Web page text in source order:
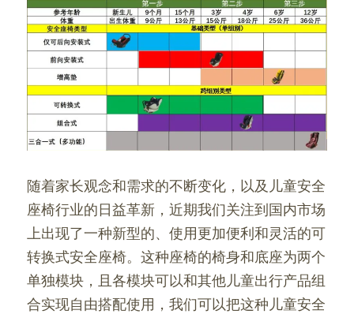
随着家长观念和需求的不断变化，以及儿童安全
座椅行业的日益革新，近期我们关注到国内市场
上出现了一种新型的、使用更加便利和灵活的可
转换式安全座椅。这种座椅的椅身和底座为两个
单独模块，且各模块可以和其他儿童出行产品组
合实现自由搭配使用，我们可以把这种儿童安全